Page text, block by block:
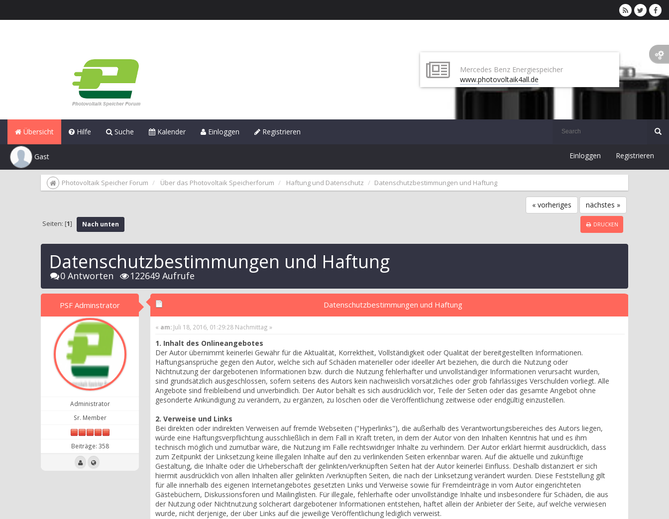
Mercedes Benz Energiespeicher
www.photovoltaik4all.de
Übersicht Hilfe Suche Kalender Einloggen Registrieren
Gast Einloggen Registrieren
Photovoltaik Speicher Forum Über das Photovoltaik Speicherforum Haftung und Datenschutz Datenschutzbestimmungen und Haftung
« vorheriges nächstes »
DRUCKEN
Seiten: [1] Nach unten
Datenschutzbestimmungen und Haftung
0 Antworten 122649 Aufrufe
PSF Adminstrator
Administrator
Sr. Member
Beiträge: 358
Datenschutzbestimmungen und Haftung
« am:Juli 18, 2016, 01:29:28 Nachmittag »
1. Inhalt des Onlineangebotes
Der Autor übernimmt keinerlei Gewähr für die Aktualität, Korrektheit, Vollständigkeit oder Qualität der bereitgestellten Informationen.
Haftungsansprüche gegen den Autor, welche sich auf Schäden materieller oder ideeller Art beziehen, die durch die Nutzung oder
Nichtnutzung der dargebotenen Informationen bzw. durch die Nutzung fehlerhafter und unvollständiger Informationen verursacht wurden,
sind grundsätzlich ausgeschlossen, sofern seitens des Autors kein nachweislich vorsätzliches oder grob fahrlässiges Verschulden vorliegt. Alle
Angebote sind freibleibend und unverbindlich. Der Autor behält es sich ausdrücklich vor, Teile der Seiten oder das gesamte Angebot ohne
gesonderte Ankündigung zu verändern, zu ergänzen, zu löschen oder die Veröffentlichung zeitweise oder endgültig einzustellen.
2. Verweise und Links
Bei direkten oder indirekten Verweisen auf fremde Webseiten ("Hyperlinks"), die außerhalb des Verantwortungsbereiches des Autors liegen,
würde eine Haftungsverpflichtung ausschließlich in dem Fall in Kraft treten, in dem der Autor von den Inhalten Kenntnis hat und es ihm
technisch möglich und zumutbar wäre, die Nutzung im Falle rechtswidriger Inhalte zu verhindern. Der Autor erklärt hiermit ausdrücklich, dass
zum Zeitpunkt der Linksetzung keine illegalen Inhalte auf den zu verlinkenden Seiten erkennbar waren. Auf die aktuelle und zukünftige
Gestaltung, die Inhalte oder die Urheberschaft der gelinkten/verknüpften Seiten hat der Autor keinerlei Einfluss. Deshalb distanziert er sich
hiermit ausdrücklich von allen Inhalten aller gelinkten /verknüpften Seiten, die nach der Linksetzung verändert wurden. Diese Feststellung gilt
für alle innerhalb des eigenen Internetangebotes gesetzten Links und Verweise sowie für Fremdeinträge in vom Autor eingerichteten
Gästebüchern, Diskussionsforen und Mailinglisten. Für illegale, fehlerhafte oder unvollständige Inhalte und insbesondere für Schäden, die aus
der Nutzung oder Nichtnutzung solcherart dargebotener Informationen entstehen, haftet allein der Anbieter der Seite, auf welche verwiesen
wurde, nicht derjenige, der über Links auf die jeweilige Veröffentlichung lediglich verweist.